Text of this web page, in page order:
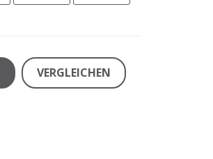
VERGLEICHEN